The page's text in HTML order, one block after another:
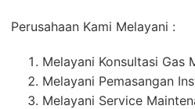
Perusahaan Kami Melayani :
Melayani Konsultasi Gas
Melayani Pemasangan
Melayani Service